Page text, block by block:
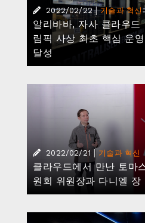
2022/02/22 | 기술과 혁신
알리바바, 자사 클라우드
림픽 사상 최초 핵심 운
달성
2022/02/21 | 기술과 혁신
클라우드에서 만난 토마
원회 위원장과 다니엘 장